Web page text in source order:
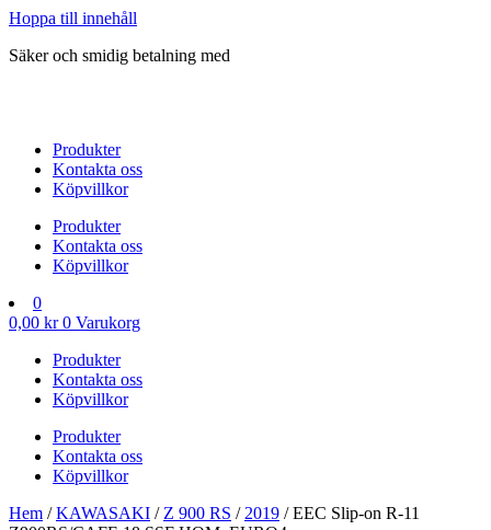
Hoppa till innehåll
Säker och smidig betalning med
Produkter
Kontakta oss
Köpvillkor
Produkter
Kontakta oss
Köpvillkor
0
0,00 kr 0 Varukorg
Produkter
Kontakta oss
Köpvillkor
Produkter
Kontakta oss
Köpvillkor
Hem /KAWASAKI / Z 900 RS / 2019 / EEC Slip-on R-11